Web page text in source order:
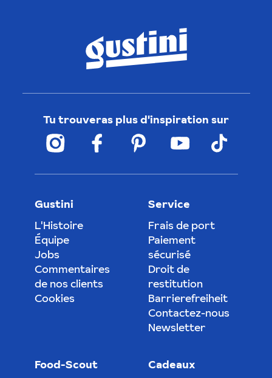
Tu trouveras plus d'inspiration sur
Gustini
L'Histoire
Équipe
Jobs
Commentaires
de nos clients
Cookies
Service
Frais de port
Paiement
sécurisé
Droit de
restitution
Barrierefreiheit
Contactez-nous
Newsletter
Food-Scout
Cadeaux